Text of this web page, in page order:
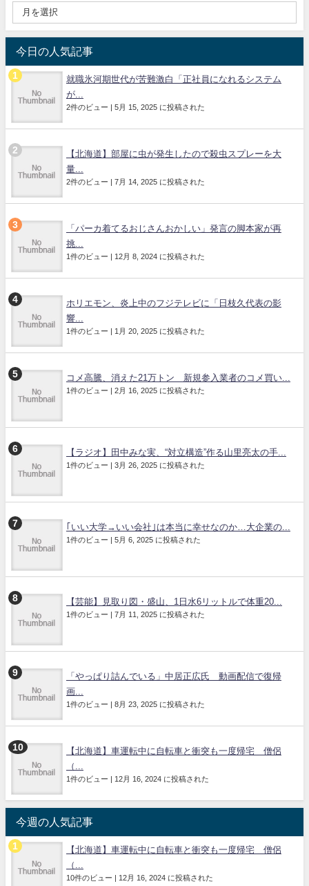
今日の人気記事
就職氷河期世代が苦難激白「正社員になれるシステム
が...
2件のビュー | 5月 15, 2025 に投稿された
【北海道】部屋に虫が発生したので殺虫スプレーを大
量...
2件のビュー | 7月 14, 2025 に投稿された
「パーカ着てるおじさんおかしい」発言の脚本家が再
挑...
1件のビュー | 12月 8, 2024 に投稿された
ホリエモン、炎上中のフジテレビに「日枝久代表の影
響...
1件のビュー | 1月 20, 2025 に投稿された
コメ高騰、消えた21万トン 新規参入業者のコメ買い...
1件のビュー | 2月 16, 2025 に投稿された
【ラジオ】田中みな実、“対立構造”作る山里亮太の手...
1件のビュー | 3月 26, 2025 に投稿された
｢いい大学→いい会社｣は本当に幸せなのか…大企業の...
1件のビュー | 5月 6, 2025 に投稿された
【芸能】見取り図・盛山、1日水6リットルで体重20...
1件のビュー | 7月 11, 2025 に投稿された
「やっぱり詰んでいる」中居正広氏 動画配信で復帰
画...
1件のビュー | 8月 23, 2025 に投稿された
【北海道】車運転中に自転車と衝突も一度帰宅 僧侶
（...
1件のビュー | 12月 16, 2024 に投稿された
今週の人気記事
【北海道】車運転中に自転車と衝突も一度帰宅 僧侶
（...
10件のビュー | 12月 16, 2024 に投稿された